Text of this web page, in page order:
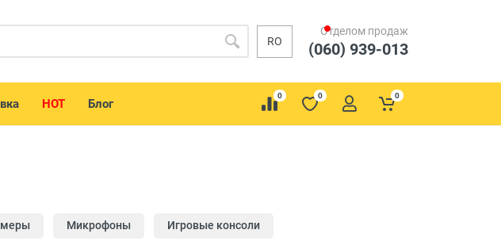
RO
Отделом продаж
(060) 939-013
HOT Блог
0 0 0
Микрофоны Игровые консоли